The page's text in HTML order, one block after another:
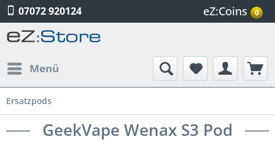
07072 920124 eZ:Coins 0
Menü
Ersatzpods
GeekVape Wenax S3 Pod